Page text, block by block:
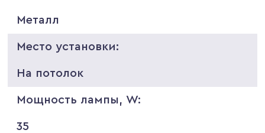
Металл
Место установки:
На потолок
Мощность лампы, W:
35